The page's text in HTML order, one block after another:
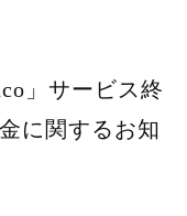
」サービス終
に関するお知